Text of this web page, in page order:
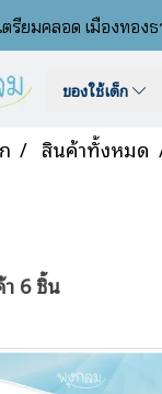
ตรียมคลอด เมืองทอ
ของใช้เด็ก
สินค้าทั้งหมด
6 ชิ้น